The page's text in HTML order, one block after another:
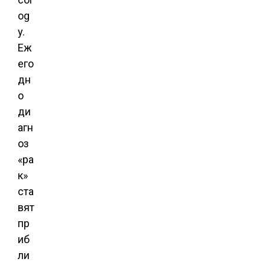
og
y.
Еж
его
дн
о
ди
агн
оз
«ра
к»
ста
вят
пр
иб
ли